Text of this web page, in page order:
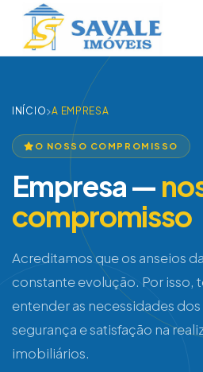
INÍCIO A EMPRESA
O NOSSO COMPROMISSO
Empresa —
compromisso
Acreditamos que os anseios
constante evolução. Por isso,
entender as necessidades
segurança e satisfação na
imobiliários.